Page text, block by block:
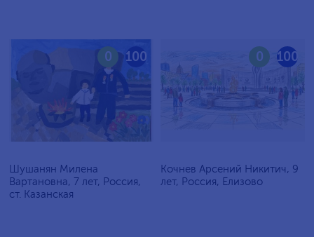
100
0
Шушанян Милена
Вартановна, 7 лет, Россия,
ст. Казанская
100
0
Кочнев Арсений Никитич, 9
лет, Россия, Елизово